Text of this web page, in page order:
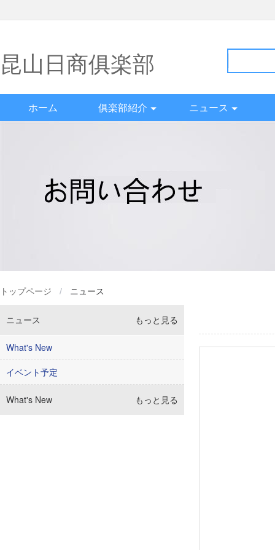
昆山日商俱楽部
ホーム 俱楽部紹介 ニュース
トップページ / ニュース
ニュース もっと見る
What's New
イベント予定
What's New もっと見る